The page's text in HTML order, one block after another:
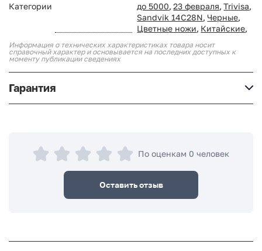
Категории
до 5000, 23 февраля, Trivisa,
Sandvik 14C28N, Черные,
Цветные ножи, Китайские,
Информация о технических характеристиках товара носит
справочный характер и основывается на последних доступных к
моменту публикации сведениях
Гарантия
По оценкам 0 человек
Оставить отзыв